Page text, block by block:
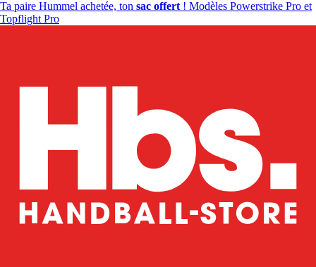
Ta paire Hummel achetée, ton sac offert ! Modèles Powerstrike Pro et
Topflight Pro